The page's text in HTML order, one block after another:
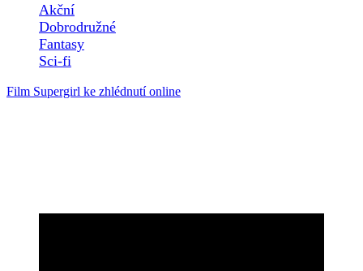
Akční
Dobrodružné
Fantasy
Sci-fi
Film Supergirl ke zhlédnutí online